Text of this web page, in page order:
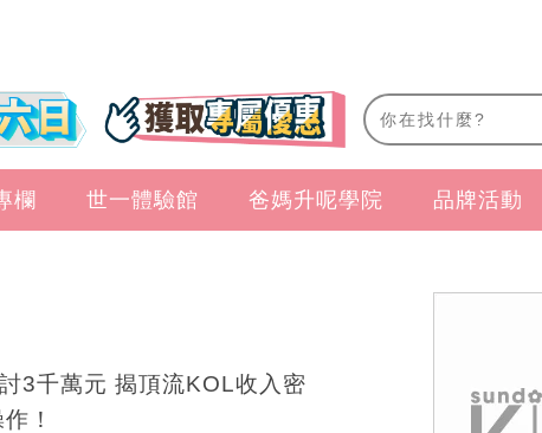
欄 世一體驗館 爸媽升呢學院 品牌活動
3千萬元 揭頂流KOL收入密
！